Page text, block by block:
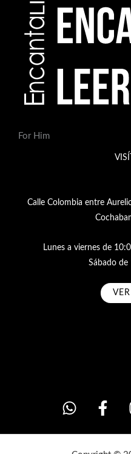
For Him
Calle Colombia entre
Lunes a viernes de
Sábado